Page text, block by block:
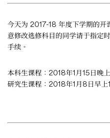
今天为 2017-18 年度下学期的开
意修改选修科目的同学请于指定
手续。
本科生课程：2018年1月15日晚
研究生课程：2018年1月8日早